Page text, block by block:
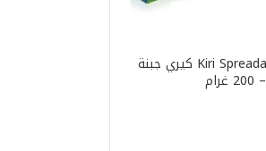
Kiri Spreadable Creamy Cheese كيري جبنة